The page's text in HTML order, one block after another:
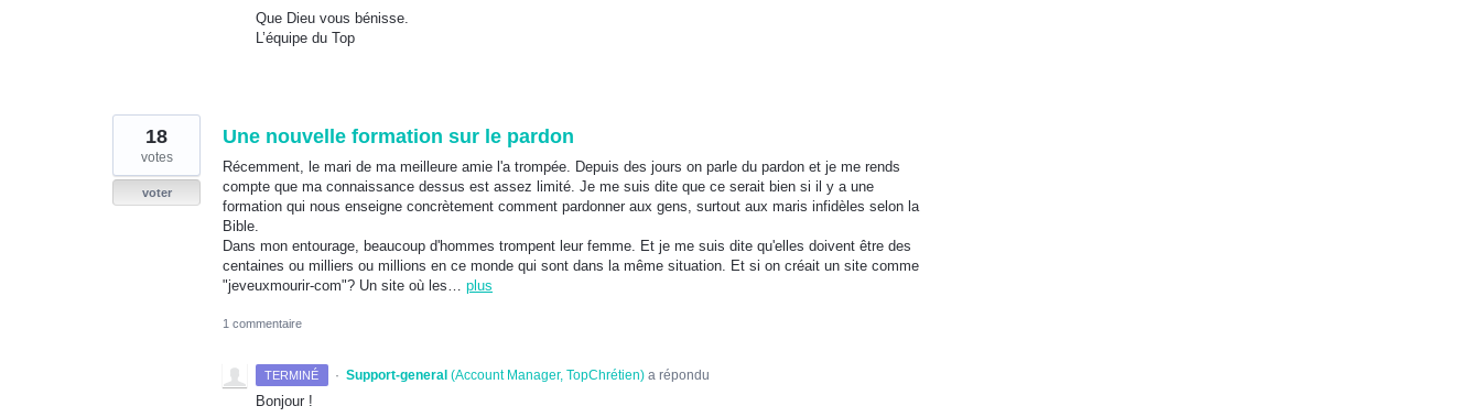
Que Dieu vous bénisse.
L’équipe du Top
Une nouvelle formation sur le pardon
Récemment, le mari de ma meilleure amie l'a trompée. Depuis des jours on parle du pardon et je me rends
compte que ma connaissance dessus est assez limité. Je me suis dite que ce serait bien si il y a une
formation qui nous enseigne concrètement comment pardonner aux gens, surtout aux maris infidèles selon la
Bible.
Dans mon entourage, beaucoup d'hommes trompent leur femme. Et je me suis dite qu'elles doivent être des
centaines ou milliers ou millions en ce monde qui sont dans la même situation. Et si on créait un site comme
"jeveuxmourir-com"? Un site où les… plus
18
votes
voter
1 commentaire
TERMINÉ · Support-general (Account Manager, TopChrétien)a répondu
Bonjour !